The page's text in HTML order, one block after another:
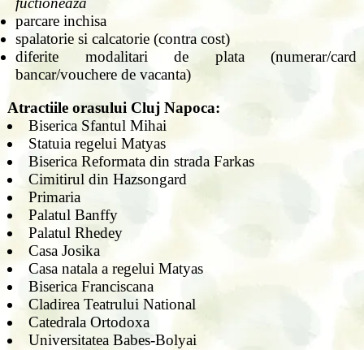
parcare inchisa
spalatorie si calcatorie (contra cost)
diferite modalitari de plata (numerar/card
bancar/vouchere de vacanta)
Atractiile orasului Cluj Napoca:
Biserica Sfantul Mihai
Statuia regelui Matyas
Biserica Reformata din strada Farkas
Cimitirul din Hazsongard
Primaria
Palatul Banffy
Palatul Rhedey
Casa Josika
Casa natala a regelui Matyas
Biserica Franciscana
Cladirea Teatrului National
Catedrala Ortodoxa
Universitatea Babes-Bolyai